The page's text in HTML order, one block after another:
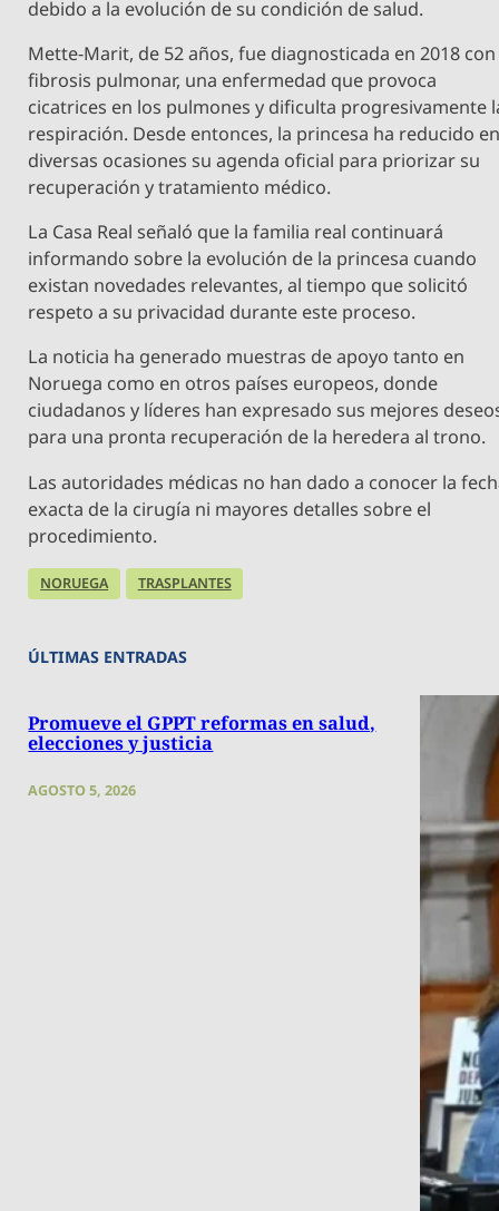
debido a la evolución de su condición de salud.
Mette-Marit, de 52 años, fue diagnosticada en 2018 con
fibrosis pulmonar, una enfermedad que provoca
cicatrices en los pulmones y dificulta progresivamente
respiración. Desde entonces, la princesa ha reducido
diversas ocasiones su agenda oficial para priorizar su
recuperación y tratamiento médico.
La Casa Real señaló que la familia real continuará
informando sobre la evolución de la princesa cuando
existan novedades relevantes, al tiempo que solicitó
respeto a su privacidad durante este proceso.
La noticia ha generado muestras de apoyo tanto en
Noruega como en otros países europeos, donde
ciudadanos y líderes han expresado sus mejores
para una pronta recuperación de la heredera al trono.
Las autoridades médicas no han dado a conocer la
exacta de la cirugía ni mayores detalles sobre el
procedimiento.
NORUEGA TRASPLANTES
ÚLTIMAS ENTRADAS
Promueve el GPPT reformas en salud,
elecciones y justicia
AGOSTO 5, 2026